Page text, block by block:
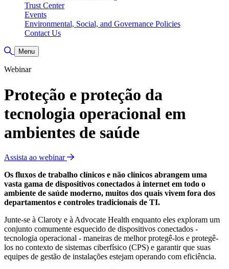
Trust Center
Events
Environmental, Social, and Governance Policies
Contact Us
Alternar pesquisa
Menu
Webinar
Proteção e proteção da
tecnologia operacional em
ambientes de saúde
Assista ao webinar
Os fluxos de trabalho clínicos e não clínicos abrangem uma
vasta gama de dispositivos conectados à internet em todo o
ambiente de saúde moderno, muitos dos quais vivem fora dos
departamentos e controles tradicionais de TI.
Junte-se à Claroty e à Advocate Health enquanto eles exploram um
conjunto comumente esquecido de dispositivos conectados -
tecnologia operacional - maneiras de melhor protegê-los e protegê-
los no contexto de sistemas ciberfísico (CPS) e garantir que suas
equipes de gestão de instalações estejam operando com eficiência.